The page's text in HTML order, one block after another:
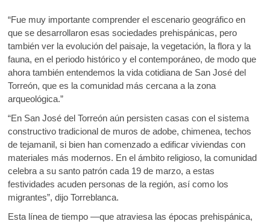
“Fue muy importante comprender el escenario geográfico en
que se desarrollaron esas sociedades prehispánicas, pero
también ver la evolución del paisaje, la vegetación, la flora y la
fauna, en el periodo histórico y el contemporáneo, de modo que
ahora también entendemos la vida cotidiana de San José del
Torreón, que es la comunidad más cercana a la zona
arqueológica.”
“En San José del Torreón aún persisten casas con el sistema
constructivo tradicional de muros de adobe, chimenea, techos
de tejamanil, si bien han comenzado a edificar viviendas con
materiales más modernos. En el ámbito religioso, la comunidad
celebra a su santo patrón cada 19 de marzo, a estas
festividades acuden personas de la región, así como los
migrantes”, dijo Torreblanca.
Esta línea de tiempo —que atraviesa las épocas prehispánica,